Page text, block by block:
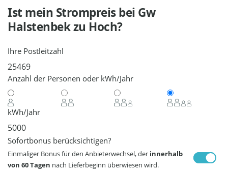
Ist mein Strompreis bei Gw
Halstenbekzu Hoch?
Ihre Postleitzahl
Anzahl der Personen oder kWh/Jahr
kWh/Jahr
Sofortbonus berücksichtigen?
Einmaliger Bonus für den Anbieterwechsel, der innerhalb
von 60 Tagen nach Lieferbeginn überwiesen wird.